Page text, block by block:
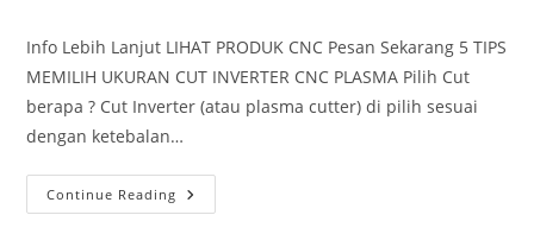
Info Lebih Lanjut LIHAT PRODUK CNC Pesan Sekarang 5 TIPS
MEMILIH UKURAN CUT INVERTER CNC PLASMA Pilih Cut
berapa ? Cut Inverter (atau plasma cutter) di pilih sesuai
dengan ketebalan…
Continue Reading
Tips